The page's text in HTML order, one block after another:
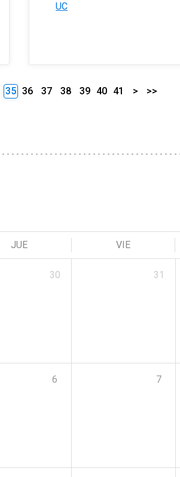
UC
35 36 37 38 39 40 41 > >>
JUE VIE
30 31
6 7